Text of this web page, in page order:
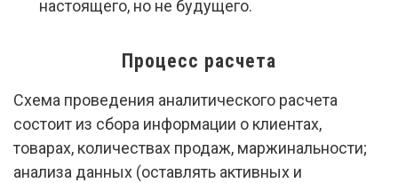
настоящего, но не будущего.
Процесс расчета
Схема проведения аналитического расчета
состоит из сбора информации о клиентах,
товарах, количествах продаж, маржинальности;
анализа данных (оставлять активных и